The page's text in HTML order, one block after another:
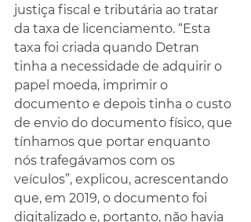
justiça fiscal e tributária ao tratar
da taxa de licenciamento. “Esta
taxa foi criada quando Detran
tinha a necessidade de adquirir o
papel moeda, imprimir o
documento e depois tinha o custo
de envio do documento físico, que
tínhamos que portar enquanto
nós trafegávamos com os
veículos”, explicou, acrescentando
que, em 2019, o documento foi
digitalizado e, portanto, não havia